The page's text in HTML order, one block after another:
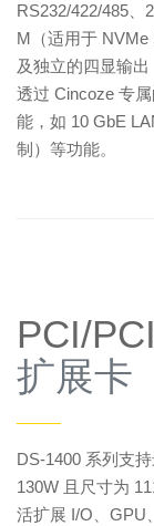
RS232/422/485、
M（适用于 NVMe
及独立的四显输
透过 Cincoze 专
能，如 10 GbE
制）等功能。
PCI/
扩展卡
——
DS-1400 系列支
130W 且尺寸为
活扩展 I/O、GPU